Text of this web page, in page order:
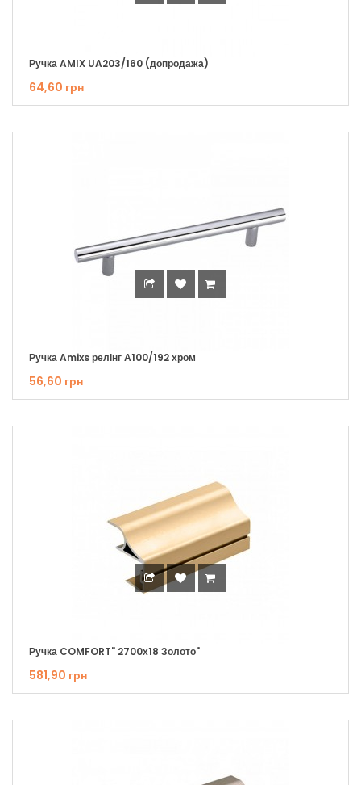
Ручка AMIX UA203/160 (допродажа)
64,60 грн
Ручка Amixs релінг А100/192 хром
56,60 грн
Ручка COMFORT" 2700х18 Золото"
581,90 грн